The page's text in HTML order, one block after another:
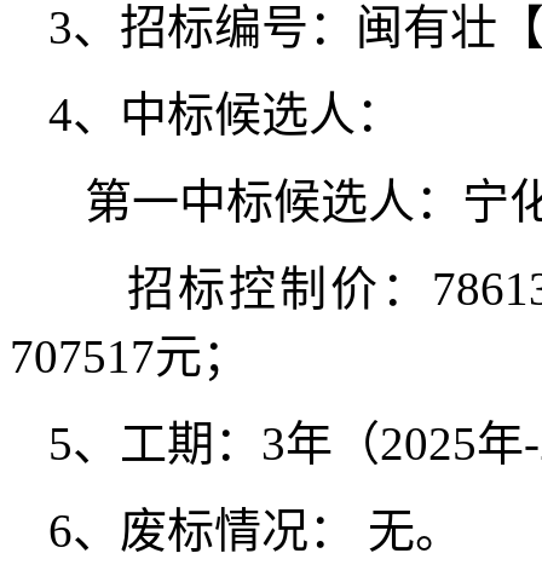
3、招标编号：闽有壮
4、中标候选人：
第一中标候选人：宁
招标控制价：
707517元；
5、工期：3年（2025年
6、废标情况： 无。